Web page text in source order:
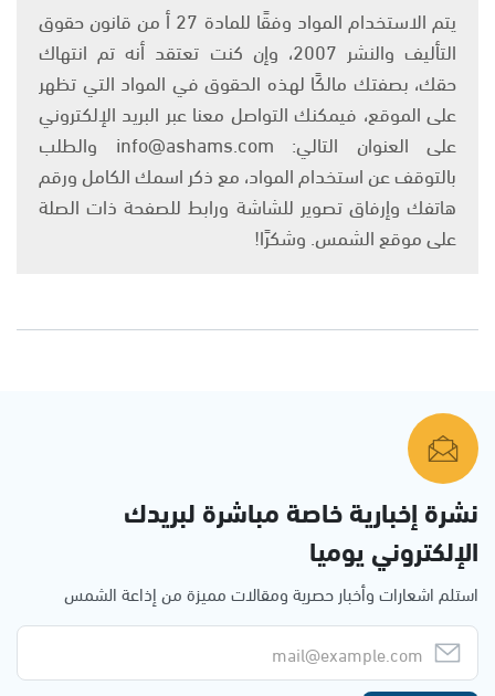
يتم الاستخدام المواد وفقًا للمادة 27 أ من قانون حقوق
التأليف والنشر 2007، وإن كنت تعتقد أنه تم انتهاك
حقك، بصفتك مالكًا لهذه الحقوق في المواد التي تظهر
على الموقع، فيمكنك التواصل معنا عبر البريد الإلكتروني
على العنوان التالي: info@ashams.com والطلب
بالتوقف عن استخدام المواد، مع ذكر اسمك الكامل ورقم
هاتفك وإرفاق تصوير للشاشة ورابط للصفحة ذات الصلة
على موقع الشمس. وشكرًا!
نشرة إخبارية خاصة مباشرة لبريدك
الإلكتروني يوميا
استلم اشعارات وأخبار حصرية ومقالات مميزة من إذاعة الشمس